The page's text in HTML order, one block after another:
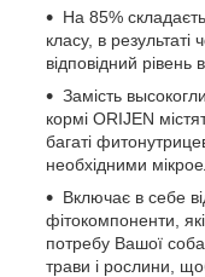
На 85%
класу, в результаті
відповідний рівень
Замість
кормі ORIJEN
багаті
необхідними
Включає в себе
фітокомпоненти,
потребу Вашої
трави і рослини,